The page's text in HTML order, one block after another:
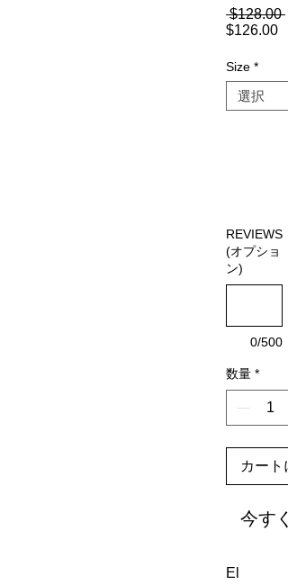
$128.00
$126.00セ
価
Size *
REVIEWS
(オプショ
ン)
0/500
数量 *
カート
今す
El